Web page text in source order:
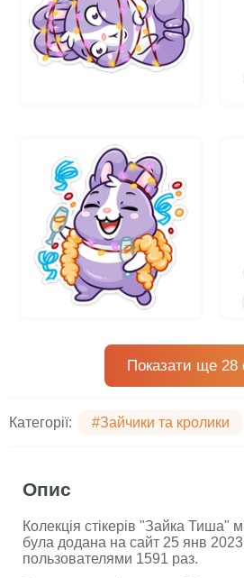
Показати ще 28
Категорії: #Зайчики та кролики
Опис
Колекція стікерів "Зайка Тиша"
була додана на сайт 25 янв
пользователями 1591 раз.